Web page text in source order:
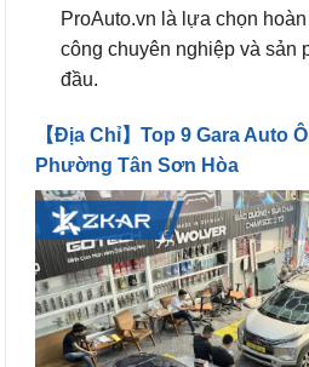
ProAuto.vn là lựa chọn
công chuyên nghiệp và sản
đầu.
【Địa Chỉ】Top 9 Gara Auto
Phường Tân Sơn Hòa